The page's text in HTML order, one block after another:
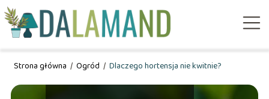
Strona główna / Ogród / Dlaczego hortensja nie kwitnie?